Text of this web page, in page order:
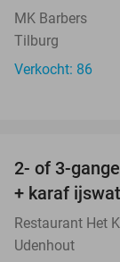
MK Barbers
Tilburg
Verkocht: 86
2- of 3-
+ karaf
Restaurant Het
Udenhout